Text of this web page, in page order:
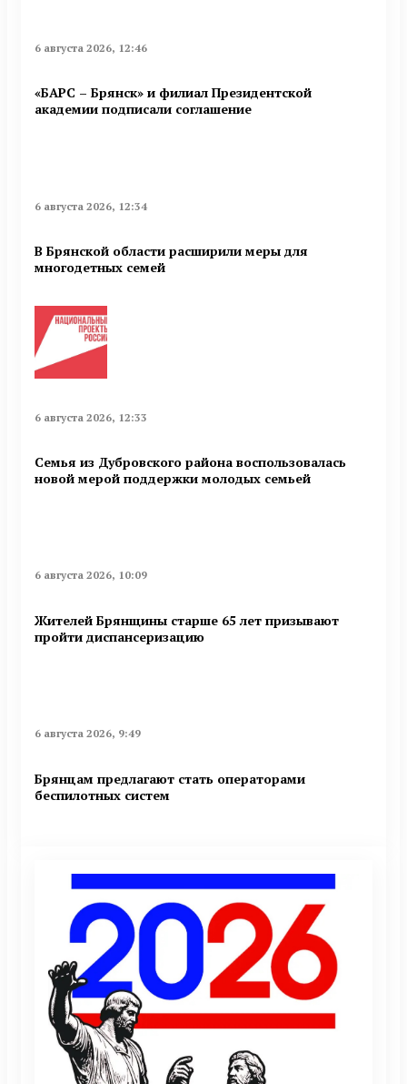
6 августа 2026, 12:46
«БАРС – Брянск» и филиал Президентской
академии подписали соглашение
6 августа 2026, 12:34
В Брянской области расширили меры для
многодетных семей
6 августа 2026, 12:33
Семья из Дубровского района воспользовалась
новой мерой поддержки молодых семьей
6 августа 2026, 10:09
Жителей Брянщины старше 65 лет призывают
пройти диспансеризацию
6 августа 2026, 9:49
Брянцам предлагают стать оперaторами
бeспилотных систeм